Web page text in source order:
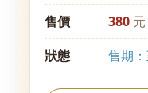
售價
380
狀態
售期